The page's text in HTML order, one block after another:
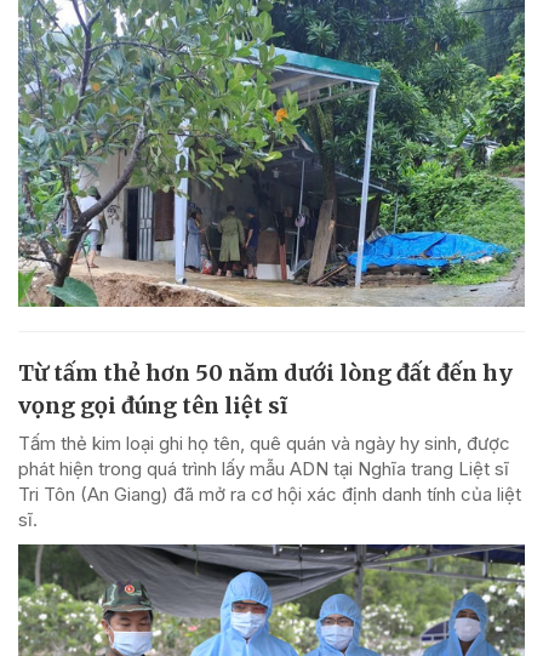
Từ tấm thẻ hơn 50 năm dưới lòng đất đến hy
vọng gọi đúng tên liệt sĩ
Tấm thẻ kim loại ghi họ tên, quê quán và ngày hy sinh, được
phát hiện trong quá trình lấy mẫu ADN tại Nghĩa trang Liệt sĩ
Tri Tôn (An Giang) đã mở ra cơ hội xác định danh tính của liệt
sĩ.